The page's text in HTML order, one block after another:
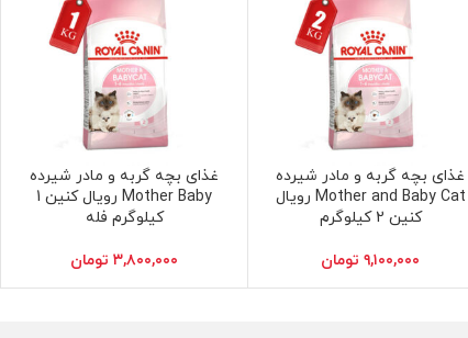
افزودن به سبد خرید
غذای بچه گربه و مادر شیرده
Mother and Baby Cat رویال
کنین 2 کیلوگرم
۹,۱۰۰,۰۰۰ تومان
افزودن به سبد خرید
غذای بچه گربه و مادر شیرده
Mother Baby رویال کنین 1
کیلوگرم فله
۳,۸۰۰,۰۰۰ تومان